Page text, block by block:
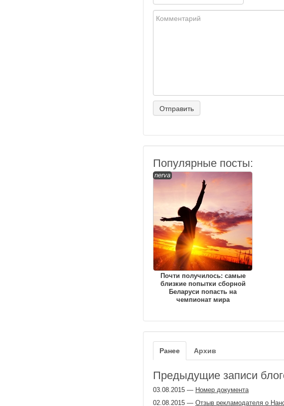
Популярные посты:
nerva
Почти получилось: самые
близкие попытки сборной
Беларуси попасть на
чемпионат мира
Ранее Архив
Предыдущие записи
03.08.2015 — Номер документа
02.08.2015 — Отзыв рекламодателя о